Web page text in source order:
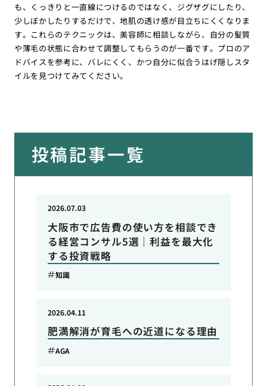
も、くっきりと一直線につけるのではなく、ジグザグにしたり、
少しぼかしたりするだけで、地肌の透け感が目立ちにくくなりま
す。これらのテクニックは、美容師に相談しながら、自分の髪質
や薄毛の状態に合わせて調整してもらうのが一番です。プロのア
ドバイスを参考に、バレにくく、かつ自分に似合うはげ隠しスタ
イルを見つけてみてください。
投稿記事一覧
大阪市で広告費の使い方を相談でき
る経営コンサル5選｜利益を最大化
する投資戦略
2026.07.03
知識
肥満解消が育毛への近道になる理由
2026.04.11
AGA